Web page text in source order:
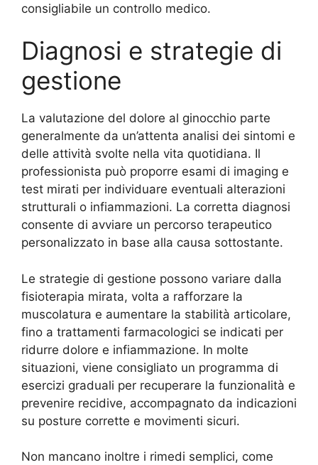
consigliabile un controllo medico.
Diagnosi e strategie di
gestione
La valutazione del dolore al ginocchio parte
generalmente da un’attenta analisi dei sintomi e
delle attività svolte nella vita quotidiana. Il
professionista può proporre esami di imaging e
test mirati per individuare eventuali alterazioni
strutturali o infiammazioni. La corretta diagnosi
consente di avviare un percorso terapeutico
personalizzato in base alla causa sottostante.
Le strategie di gestione possono variare dalla
fisioterapia mirata, volta a rafforzare la
muscolatura e aumentare la stabilità articolare,
fino a trattamenti farmacologici se indicati per
ridurre dolore e infiammazione. In molte
situazioni, viene consigliato un programma di
esercizi graduali per recuperare la funzionalità e
prevenire recidive, accompagnato da indicazioni
su posture corrette e movimenti sicuri.
Non mancano inoltre i rimedi semplici, come